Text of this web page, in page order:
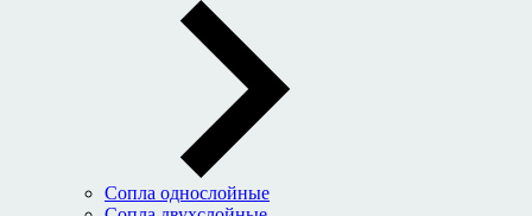
Сопла однослойные